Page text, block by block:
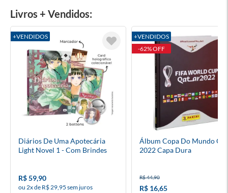
Livros + Vendidos:
+VENDIDOS
Diários De Uma Apotecária
Light Novel 1 - Com Brindes
R$ 59,90
ou 2x de R$ 29,95 sem juros
+VENDIDOS
-62% OFF
Álbum Copa Do Mundo
2022 Capa Dura
R$ 44,90
R$ 16,65